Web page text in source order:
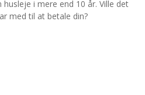
i mere end 10 år. Ville det
med til at betale din?